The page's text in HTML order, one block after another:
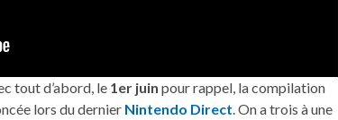
tout d’abord, le 1er juin pour rappel, la compilation
lors du dernier Nintendo Direct . On a trois à une